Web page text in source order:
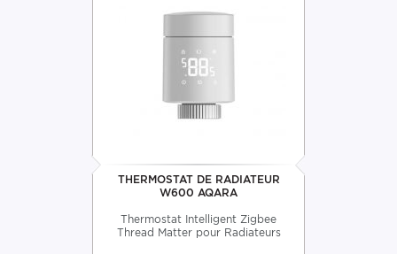
THERMOSTAT DE RADIATEUR
W600 AQARA
Thermostat Intelligent Zigbee
Thread Matter pour Radiateurs